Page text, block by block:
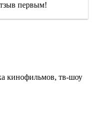
первым!
кинофильмов, тв-шоу